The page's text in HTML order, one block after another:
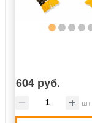
604 руб.
шт